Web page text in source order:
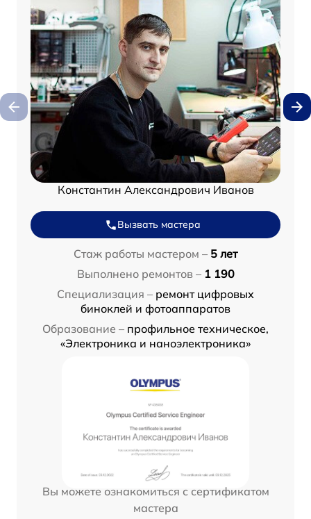
Константин Александрович Иванов
Вызвать мастера
Стаж работы мастером – 5 лет
Выполнено ремонтов – 1 190
Специализация – ремонт цифровых
биноклей и фотоаппаратов
Образование – профильное техническое,
«Электроника и наноэлектроника»
Вы можете ознакомиться с сертификатом
мастера